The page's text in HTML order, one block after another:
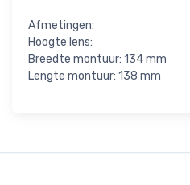
Afmetingen:
Hoogte lens:
Breedte montuur: 134 mm
Lengte montuur: 138 mm